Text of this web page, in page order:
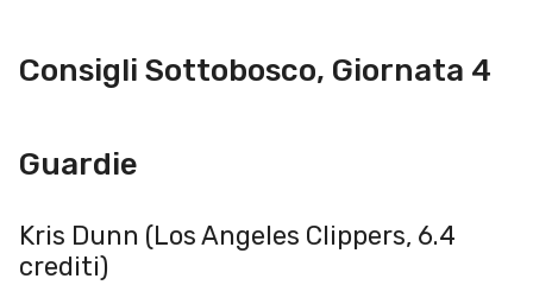
Consigli Sottobosco, Giornata 4
Guardie
Kris Dunn (Los Angeles Clippers, 6.4
crediti)